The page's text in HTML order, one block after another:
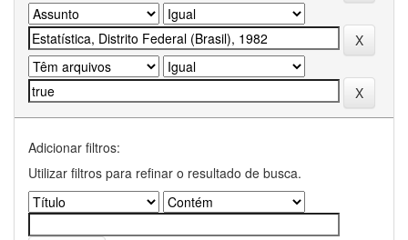
Adicionar filtros:
Utilizar filtros para refinar o resultado de busca.